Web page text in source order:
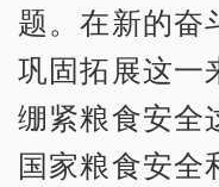
题。在新的奋
巩固拓展这一
绷紧粮食安全
国家粮食安全